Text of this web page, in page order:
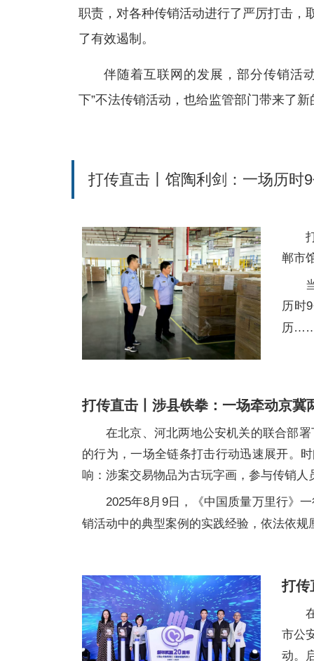
职责，对各种传销活动进行了严厉打击，
了有效遏制。
伴随着互联网的发展，部分传销活
下”不法传销活动，也给监管部门带来了
打传直击丨馆陶利剑：一场历时
郸市
历时
历
打传直击丨涉县铁拳：一场牵动京冀
在北京、河北两地公安机关的联合部
的行为，一场全链条打击行动迅速展开。
响：涉案交易物品为古玩字画，参与传销
2025年8月9日，《中国质量万里行》
销活动中的典型案例的实践经验，依法依
打传
市公
动。